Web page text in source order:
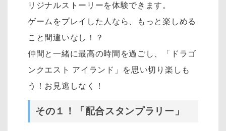
リジナルストーリーを体験できます。
ゲームをプレイした人なら、もっと楽しめる
こと間違いなし！？
仲間と一緒に最高の時間を過ごし、「ドラゴ
ンクエスト アイランド」を思い切り楽しも
う！お見逃しなく！
その１！「配合スタンプラリー」